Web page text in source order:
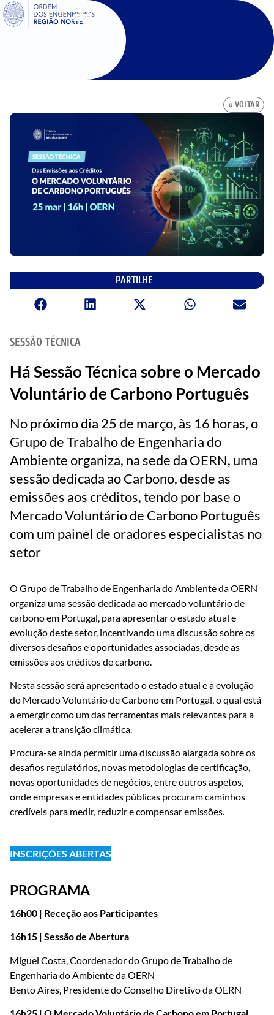
SIGOE
« VOLTAR
PARTILHE
SESSÃO TÉCNICA
Há Sessão Técnica sobre o Mercado
Voluntário de Carbono Português
No próximo dia 25 de março, às 16 horas, o
Grupo de Trabalho de Engenharia do
Ambiente organiza, na sede da OERN, uma
sessão dedicada ao Carbono, desde as
emissões aos créditos, tendo por base o
Mercado Voluntário de Carbono Português
com um painel de oradores especialistas no
setor
O Grupo de Trabalho de Engenharia do Ambiente da OERN
organiza uma sessão dedicada ao mercado voluntário de
carbono em Portugal, para apresentar o estado atual e
evolução deste setor, incentivando uma discussão sobre os
diversos desafios e oportunidades associadas, desde as
emissões aos créditos de carbono.
Nesta sessão será apresentado o estado atual e a evolução
do Mercado Voluntário de Carbono em Portugal, o qual está
a emergir como um das ferramentas mais relevantes para a
acelerar a transição climática.
Procura-se ainda permitir uma discussão alargada sobre os
desafios regulatórios, novas metodologias de certificação,
novas oportunidades de negócios, entre outros aspetos,
onde empresas e entidades públicas procuram caminhos
credíveis para medir, reduzir e compensar emissões.
INSCRIÇÕES ABERTAS
PROGRAMA
16h00 | Receção aos Participantes
16h15 | Sessão de Abertura
Miguel Costa, Coordenador do Grupo de Trabalho de
Engenharia do Ambiente da OERN
Bento Aires, Presidente do Conselho Diretivo da OERN